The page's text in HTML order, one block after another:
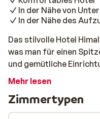
In der Nähe von
In der Nähe des
Das stilvolle Hotel
was man für einen
und gemütliche
angenehmes Gefühl.
entfernt. Nach dem
Whirlpool und in der
Mehr lesen
Zimmertypen